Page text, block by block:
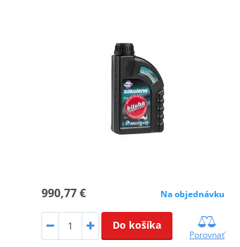
990,77 € Na objednávku
Do košíka
Porovnať